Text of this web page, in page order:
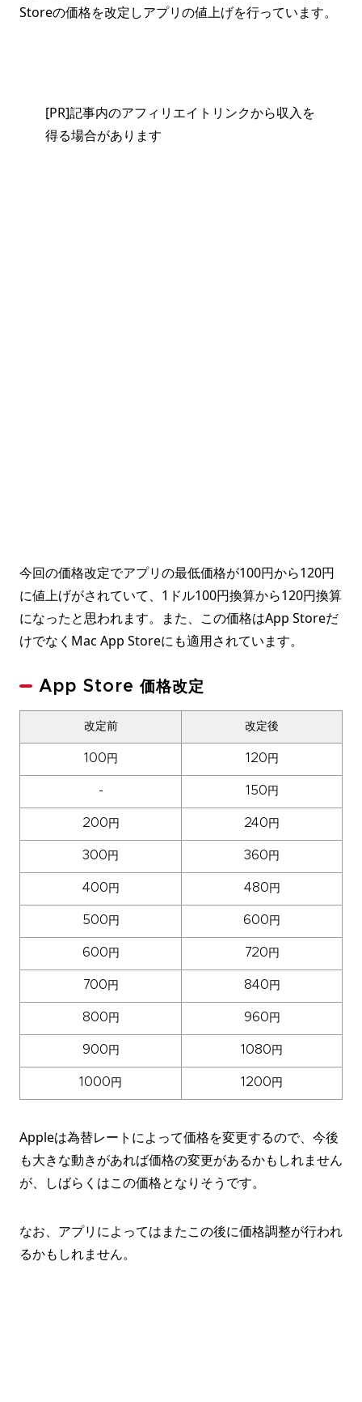
Storeの価格を改定しアプリの値上げを行っています。
[PR]記事内のアフィリエイトリンクから収入を
得る場合があります
今回の価格改定でアプリの最低価格が100円から120円
に値上げがされていて、1ドル100円換算から120円換算
になったと思われます。また、この価格はApp Storeだ
けでなくMac App Storeにも適用されています。
App Store 価格改定
改定前 改定後
100円 120円
- 150円
200円 240円
300円 360円
400円 480円
500円 600円
600円 720円
700円 840円
800円 960円
900円 1080円
1000円 1200円
Appleは為替レートによって価格を変更するので、今後
も大きな動きがあれば価格の変更があるかもしれません
が、しばらくはこの価格となりそうです。
なお、アプリによってはまたこの後に価格調整が行われ
るかもしれません。